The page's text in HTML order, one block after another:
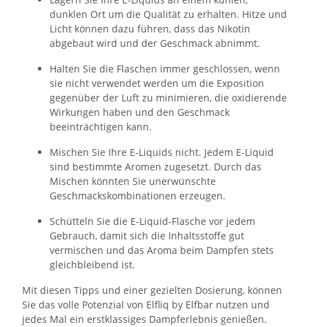
dunklen Ort um die Qualität zu erhalten. Hitze und
Licht können dazu führen, dass das Nikotin
abgebaut wird und der Geschmack abnimmt.
Halten Sie die Flaschen immer geschlossen, wenn
sie nicht verwendet werden um die Exposition
gegenüber der Luft zu minimieren, die oxidierende
Wirkungen haben und den Geschmack
beeinträchtigen kann.
Mischen Sie Ihre E-Liquids nicht. Jedem E-Liquid
sind bestimmte Aromen zugesetzt. Durch das
Mischen könnten Sie unerwünschte
Geschmackskombinationen erzeugen.
Schütteln Sie die E-Liquid-Flasche vor jedem
Gebrauch, damit sich die Inhaltsstoffe gut
vermischen und das Aroma beim Dampfen stets
gleichbleibend ist.
Mit diesen Tipps und einer gezielten Dosierung, können
Sie das volle Potenzial von Elfliq by Elfbar nutzen und
jedes Mal ein erstklassiges Dampferlebnis genießen.